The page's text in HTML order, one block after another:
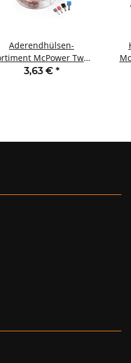
Aderendhülsen-
McPower Twin
isoliert 0,75 - 2,5 mm²
3,63 € *